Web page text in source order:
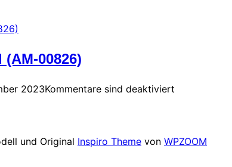
00826)
2023Kommentare sind deaktiviert
und Original Inspiro Theme von WPZOOM